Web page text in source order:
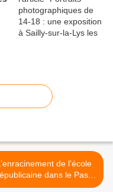
de l’école
dans le Pas-
Calais (1870-1914) : les